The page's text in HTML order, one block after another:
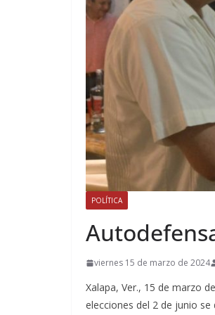
POLÍTICA
viernes 15 de marzo de 2024
Xalapa, Ver., 15 de marzo
elecciones del 2 de junio